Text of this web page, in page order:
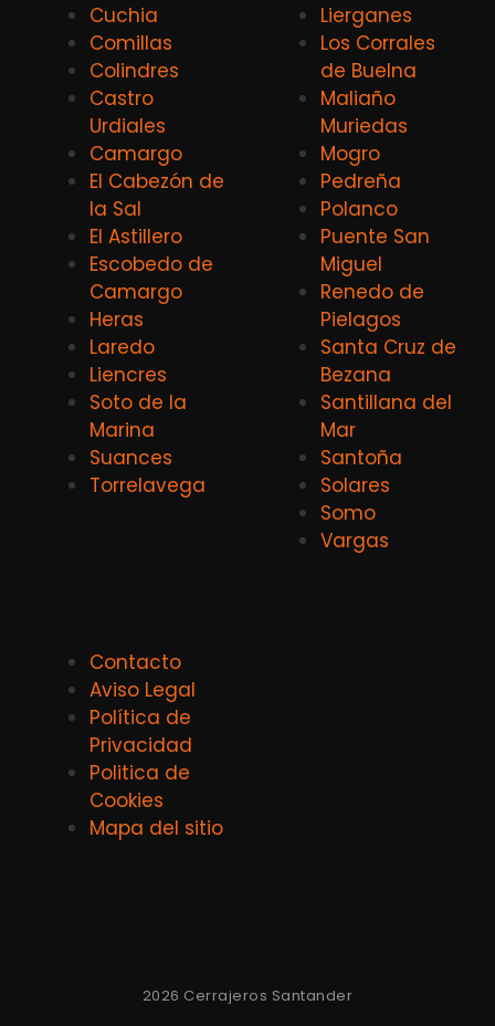
Cuchia
Comillas
Colindres
Castro
Urdiales
Camargo
El Cabezón de
la Sal
El Astillero
Escobedo de
Camargo
Heras
Laredo
Liencres
Soto de la
Marina
Suances
Torrelavega
Lierganes
Los Corrales
de Buelna
Maliaño
Muriedas
Mogro
Pedreña
Polanco
Puente San
Miguel
Renedo de
Pielagos
Santa Cruz de
Bezana
Santillana del
Mar
Santoña
Solares
Somo
Vargas
Contacto
Aviso Legal
Política de
Privacidad
Politica de
Cookies
Mapa del sitio
2026 Cerrajeros Santander